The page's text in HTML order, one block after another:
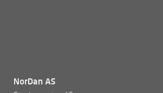
NorDan AS